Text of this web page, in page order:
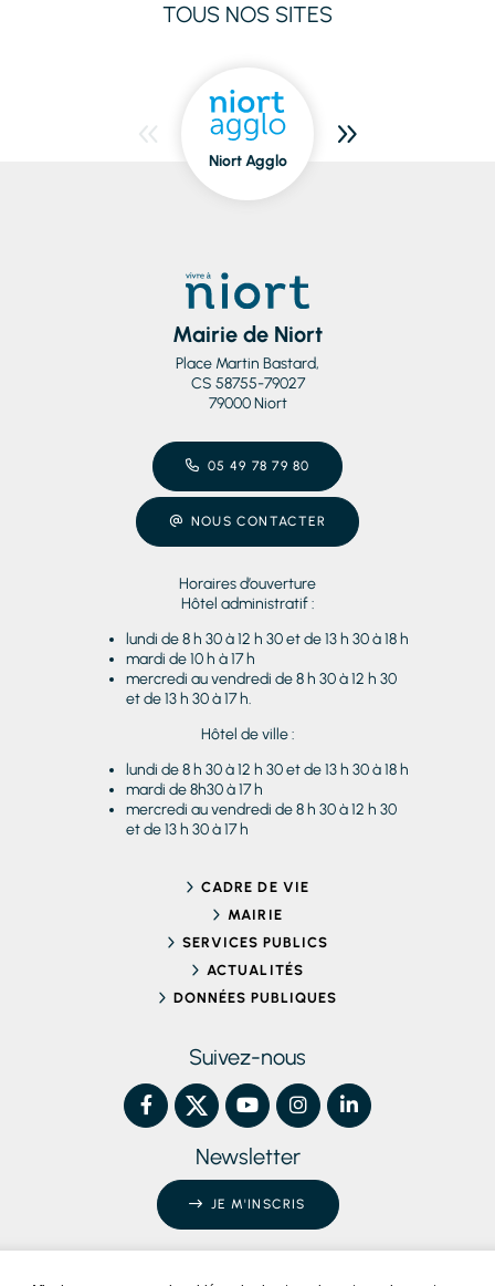
TOUS NOS SITES
Niort Agglo
Mairie de Niort
Place Martin Bastard,
CS 58755-79027
79000 Niort
05 49 78 79 80
NOUS CONTACTER
Horaires d’ouverture
Hôtel administratif :
lundi de 8 h 30 à 12 h 30 et de 13 h 30 à 18 h
mardi de 10 h à 17 h
mercredi au vendredi de 8 h 30 à 12 h 30
et de 13 h 30 à 17 h.
Hôtel de ville :
lundi de 8 h 30 à 12 h 30 et de 13 h 30 à 18 h
mardi de 8h30 à 17 h
mercredi au vendredi de 8 h 30 à 12 h 30
et de 13 h 30 à 17 h
CADRE DE VIE
MAIRIE
SERVICES PUBLICS
ACTUALITÉS
DONNÉES PUBLIQUES
Suivez-nous
Newsletter
JE M'INSCRIS